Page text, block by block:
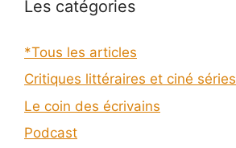
Les catégories
*Tous les articles
Critiques littéraires et ciné séries
Le coin des écrivains
Podcast